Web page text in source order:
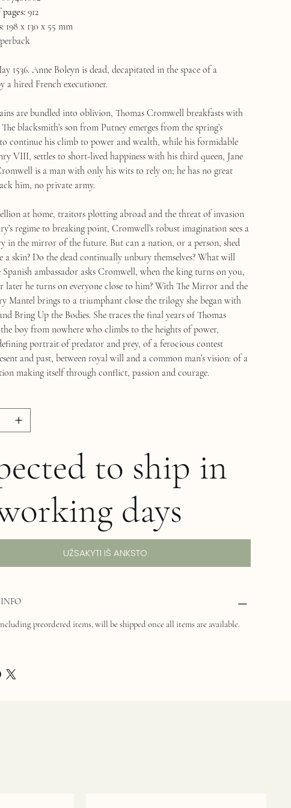
912
198 x 130 x 55 mm
1536. Anne Boleyn is dead, decapitated in the space of a
a hired French executioner.
are bundled into oblivion, Thomas Cromwell breakfasts with
blacksmith’s son from Putney emerges from the spring’s
continue his climb to power and wealth, while his formidable
VIII, settles to short-lived happiness with his third queen, Jane
is a man with only his wits to rely on; he has no great
him, no private army.
at home, traitors plotting abroad and the threat of invasion
regime to breaking point, Cromwell’s robust imagination sees a
in the mirror of the future. But can a nation, or a person, shed
a skin? Do the dead continually unbury themselves? What will
ambassador asks Cromwell, when the king turns on you,
later he turns on everyone close to him? With The Mirror and the
Mantel brings to a triumphant close the trilogy she began with
Bring Up the Bodies. She traces the final years of Thomas
boy from nowhere who climbs to the heights of power,
portrait of predator and prey, of a ferocious contest
and past, between royal will and a common man’s vision: of a
making itself through conflict, passion and courage.
to ship in
days
UŽSAKYTI IŠ ANKSTO
preordered items, will be shipped once all items are available.